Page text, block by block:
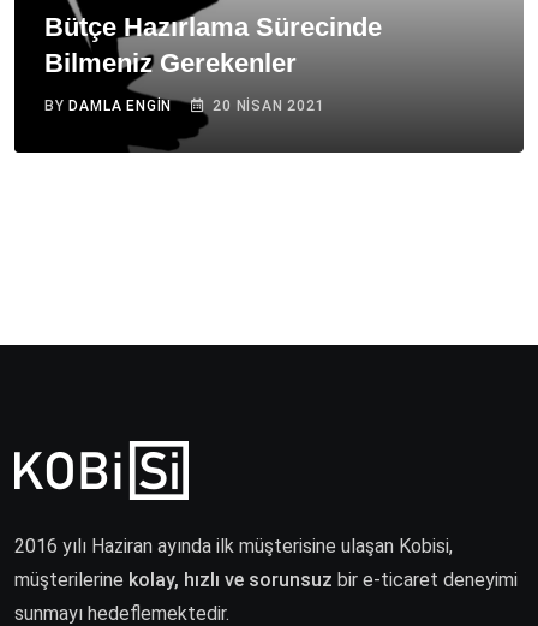
Bütçe Hazırlama Sürecinde
Bilmeniz Gerekenler
BY DAMLA ENGIN 20 NISAN 2021
2016 yılı Haziran ayında ilk müşterisine ulaşan Kobisi,
müşterilerine kolay, hızlı ve sorunsuz bir e-ticaret deneyimi
sunmayı hedeflemektedir.